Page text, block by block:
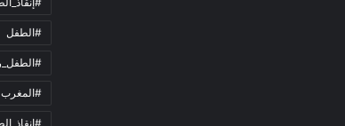
#الطفل
#المغرب